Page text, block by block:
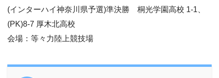
(インターハイ神奈川県予選)準決勝 桐光学園高校 1-1、
(PK)8-7 厚木北高校
会場：等々力陸上競技場